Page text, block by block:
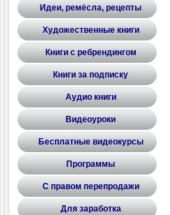
Идеи, ремёсла, рецепты
Художественные книги
Книги с ребрендингом
Книги за подписку
Аудио книги
Видеоуроки
Бесплатные видеокурсы
Программы
С правом перепродажи
Для заработка